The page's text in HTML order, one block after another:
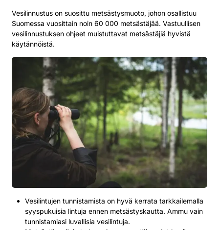
Vesilinnustus on suosittu metsästysmuoto, johon osallistuu
Suomessa vuosittain noin 60 000 metsästäjää. Vastuullisen
vesilinnustuksen ohjeet muistuttavat metsästäjiä hyvistä
käytännöistä.
Vesilintujen tunnistamista on hyvä kerrata tarkkailemalla
syyspukuisia lintuja ennen metsästys­kautta. Ammu vain
tunnistamiasi luvallisia vesilintuja.